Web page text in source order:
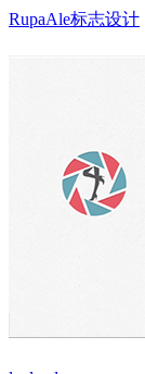
RupaAle标志设计